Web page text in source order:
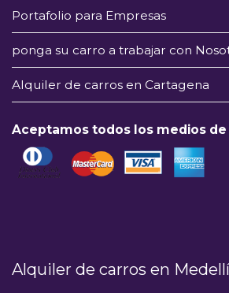
Portafolio para Empresas
ponga su carro a trabajar con
Alquiler de carros en Cartagena
Aceptamos todos los medios de
Alquiler de carros en